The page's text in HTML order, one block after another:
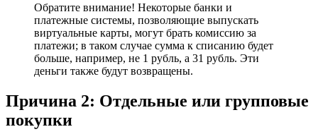
Обратитe вниманиe! Некоторые банки и
платежные системы, позволяющие выпускать
виртуальные карты, могут брать комиссию за
платежи; в таком случае сумма к списанию будет
больше, например, не 1 рубль, а 31 рубль. Эти
деньги также будут возвращены.
Причина 2: Отдельные или групповые
покупки